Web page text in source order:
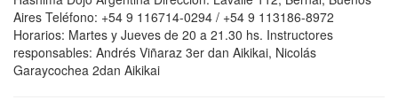
Aires Teléfono: +54 9 116714-0294 / +54 9 113186-8972
Horarios: Martes y Jueves de 20 a 21.30 hs. Instructores
responsables: Andrés Viñaraz 3er dan Aikikai, Nicolás
Garaycochea 2dan Aikikai